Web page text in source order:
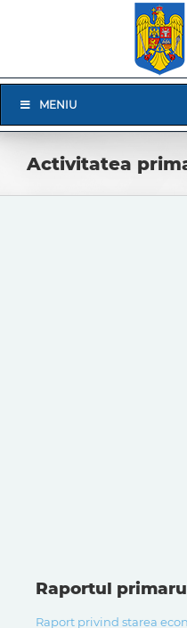
Navigation
MENIU
Activitatea
Raportul
Raport privind starea